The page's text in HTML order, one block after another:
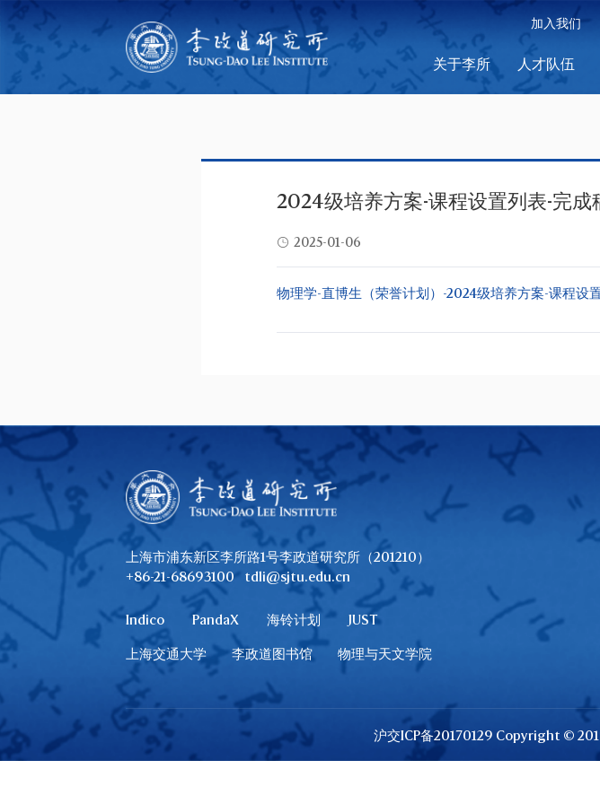
加入我们
关于李所 人才队伍
2024级培养方案-课程设置列表-完成
2025-01-06
物理学-直博生（荣誉计划）-2024级培养方案-课程设
上海市浦东新区李所路1号李政道研究所（201210）
+86-21-68693100
tdli@sjtu.edu.cn
Indico PandaX 海铃计划 JUST
上海交通大学 李政道图书馆 物理与天文学院
沪交ICP备20170129 Copyright ©